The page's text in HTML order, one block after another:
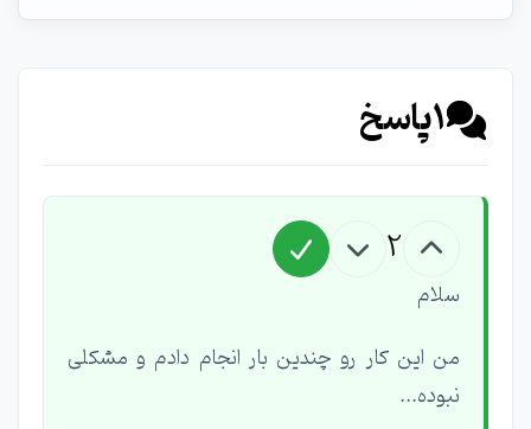
1پاسخ
2
سلام
من این کار رو چندین بار انجام دادم و مشکلی
نبوده...